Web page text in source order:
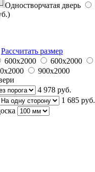
Одностворчатая дверь
Рассчитать размер
600x2000 600x2000
900x2000
4 978 руб.
1 685 руб.